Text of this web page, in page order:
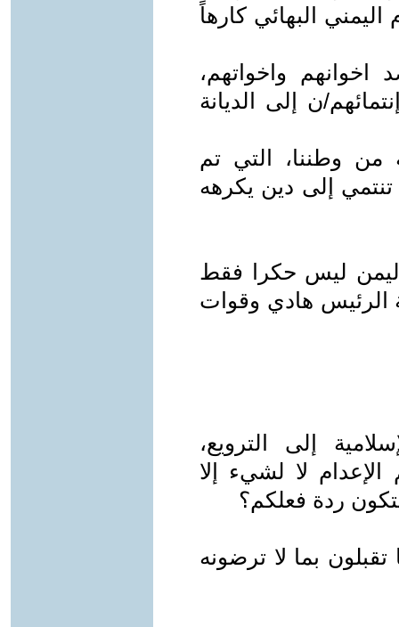
البهائي كارهاً
واخواتهم،
ن إلى الديانة
من وطننا، التي تم
تنتمي إلى دين يكرهه
اليمن ليس حكرا فقط
الرئيس هادي وقوات
إلى الترويع،
لا لشيء إلا
ردة فعلكم؟
بما لا ترضونه